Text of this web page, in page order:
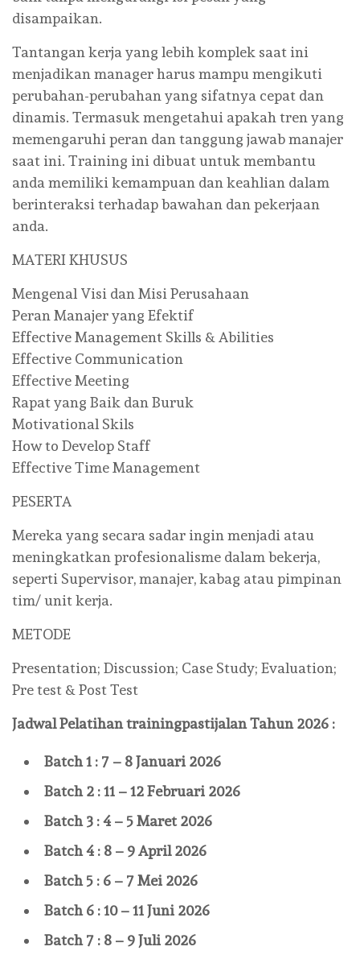
disampaikan.
Tantangan kerja yang lebih komplek saat ini
menjadikan manager harus mampu mengikuti
perubahan-perubahan yang sifatnya cepat dan
dinamis. Termasuk mengetahui apakah tren yang
memengaruhi peran dan tanggung jawab manajer
saat ini. Training ini dibuat untuk membantu
anda memiliki kemampuan dan keahlian dalam
berinteraksi terhadap bawahan dan pekerjaan
anda.
MATERI KHUSUS
Mengenal Visi dan Misi Perusahaan
Peran Manajer yang Efektif
Effective Management Skills & Abilities
Effective Communication
Effective Meeting
Rapat yang Baik dan Buruk
Motivational Skils
How to Develop Staff
Effective Time Management
PESERTA
Mereka yang secara sadar ingin menjadi atau
meningkatkan profesionalisme dalam bekerja,
seperti Supervisor, manajer, kabag atau pimpinan
tim/ unit kerja.
METODE
Presentation; Discussion; Case Study; Evaluation;
Pre test & Post Test
Jadwal PelatihantrainingpastijalanTahun 2026 :
Batch 1 : 7 – 8 Januari 2026
Batch 2 : 11 – 12 Februari 2026
Batch 3 : 4 – 5 Maret 2026
Batch 4 : 8 – 9 April 2026
Batch 5 : 6 – 7 Mei 2026
Batch 6 : 10 – 11 Juni 2026
Batch 7 : 8 – 9 Juli 2026